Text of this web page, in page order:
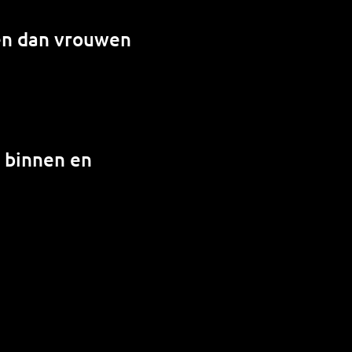
dan vrouwen
en